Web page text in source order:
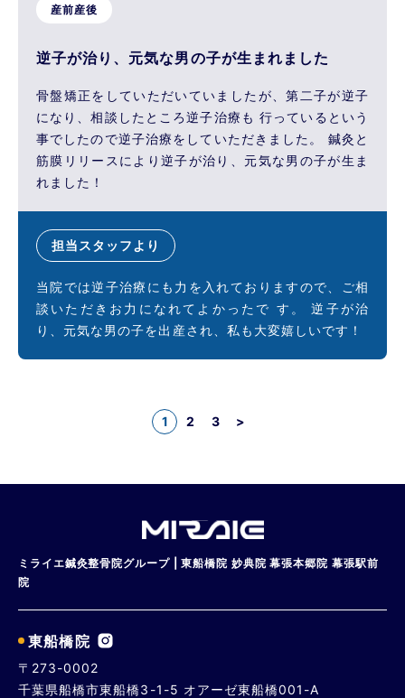
産前産後
逆子が治り、元気な男の子が生まれました
骨盤矯正をしていただいていましたが、第二子が逆子
になり、相談したところ逆子治療も 行っているという
事でしたので逆子治療をしていただきました。 鍼灸と
筋膜リリースにより逆子が治り、元気な男の子が生ま
れました！
担当スタッフより
当院では逆子治療にも力を入れておりますので、ご相
談いただきお力になれてよかったで す。 逆子が治
り、元気な男の子を出産され、私も大変嬉しいです！
1 2 3 >
ミライエ鍼灸整骨院グループ | 東船橋院 妙典院 幕張本郷院 幕張駅前
院
東船橋院
〒273-0002
千葉県船橋市東船橋3-1-5 オアーゼ東船橋001-A